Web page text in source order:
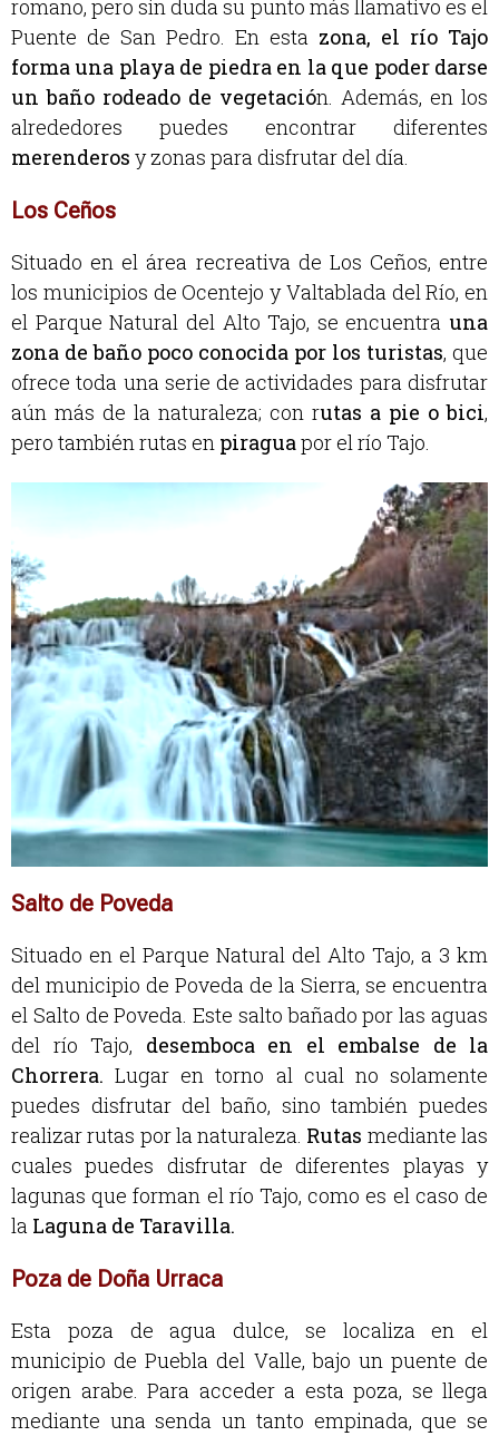
romano, pero sin duda su punto más llamativo es el
Puente de San Pedro. En esta zona, el río Tajo
forma una playa de piedra en la que poder darse
un baño rodeado de vegetación. Además, en los
alrededores puedes encontrar diferentes
merenderos y zonas para disfrutar del día.
Los Ceños
Situado en el área recreativa de Los Ceños, entre
los municipios de Ocentejo y Valtablada del Río, en
el Parque Natural del Alto Tajo, se encuentra una
zona de baño poco conocida por los turistas, que
ofrece toda una serie de actividades para disfrutar
aún más de la naturaleza; con rutas a pie o bici,
pero también rutas en piraguapor el río Tajo.
Salto de Poveda
Situado en el Parque Natural del Alto Tajo, a 3 km
del municipio de Poveda de la Sierra, se encuentra
el Salto de Poveda. Este salto bañado por las aguas
del río Tajo, desemboca en el embalse de la
Chorrera. Lugar en torno al cual no solamente
puedes disfrutar del baño, sino también puedes
realizar rutas por la naturaleza. Rutas mediante las
cuales puedes disfrutar de diferentes playas y
lagunas que forman el río Tajo, como es el caso de
la Laguna de Taravilla.
Poza de Doña Urraca
Esta poza de agua dulce, se localiza en el
municipio de Puebla del Valle, bajo un puente de
origen arabe. Para acceder a esta poza, se llega
mediante una senda un tanto empinada, que se